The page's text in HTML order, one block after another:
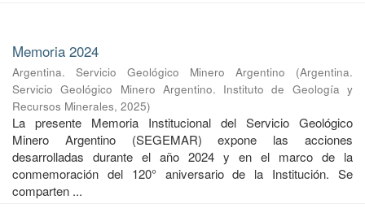
Memoria 2024
Argentina. Servicio Geológico Minero Argentino (Argentina.
Servicio Geológico Minero Argentino. Instituto de Geología y
Recursos Minerales, 2025)
La presente Memoria Institucional del Servicio Geológico
Minero Argentino (SEGEMAR) expone las acciones
desarrolladas durante el año 2024 y en el marco de la
conmemoración del 120° aniversario de la Institución. Se
comparten ...